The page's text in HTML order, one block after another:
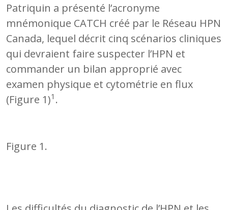
Patriquin a présenté l’acronyme
mnémonique CATCH créé par le Réseau HPN
Canada, lequel décrit cinq scénarios cliniques
qui devraient faire suspecter l’HPN et
commander un bilan approprié avec
examen physique et cytométrie en flux
(Figure 1)1 .
Figure 1.